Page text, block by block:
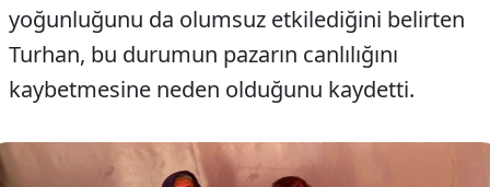
yoğunluğunu da olumsuz etkilediğini belirten
Turhan, bu durumun pazarın canlılığını
kaybetmesine neden olduğunu kaydetti.